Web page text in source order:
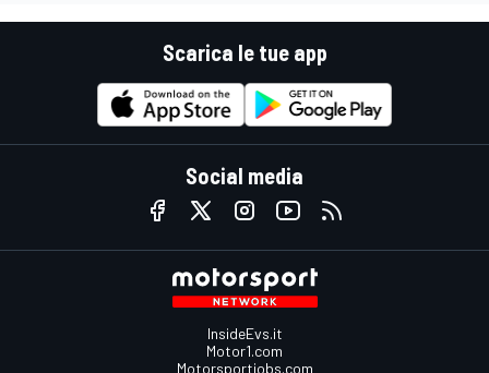
Scarica le tue app
Social media
InsideEvs.it
Motor1.com
Motorsportjobs.com